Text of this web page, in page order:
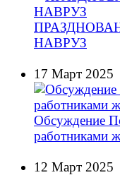
НАВРУЗ
17 Март 2025
Обсуждение
работниками
12 Март 2025